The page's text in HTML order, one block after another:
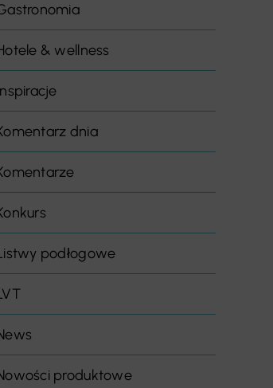
& wellness
dnia
podłogowe
produktowe